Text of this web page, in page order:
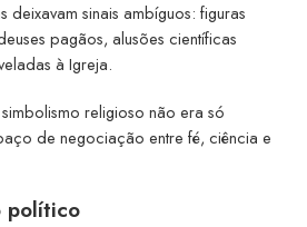
deixavam sinais ambíguos: figuras
pagãos, alusões científicas
à Igreja.
religioso não era só
de negociação entre fé, ciência e
político